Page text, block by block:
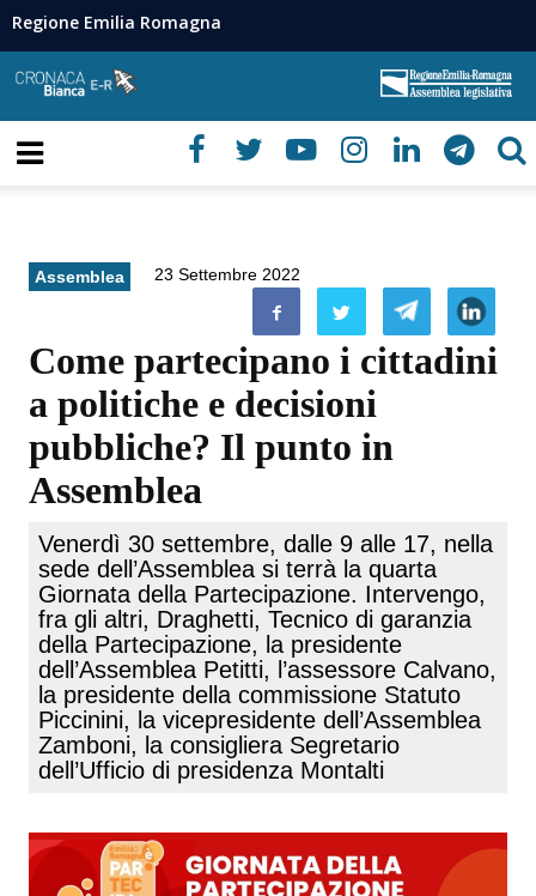
Regione Emilia Romagna
Assemblea 23 Settembre 2022
Come partecipano i cittadini
a politiche e decisioni
pubbliche? Il punto in
Assemblea
Venerdì 30 settembre, dalle 9 alle 17, nella
sede dell’Assemblea si terrà la quarta
Giornata della Partecipazione. Intervengo,
fra gli altri, Draghetti, Tecnico di garanzia
della Partecipazione, la presidente
dell’Assemblea Petitti, l’assessore Calvano,
la presidente della commissione Statuto
Piccinini, la vicepresidente dell’Assemblea
Zamboni, la consigliera Segretario
dell’Ufficio di presidenza Montalti